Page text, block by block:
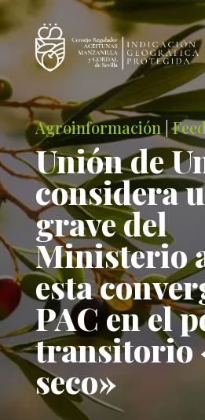
Agroinformación |
Unión de
considera
grave del
Ministerio
esta
PAC en el
transitorio
seco»